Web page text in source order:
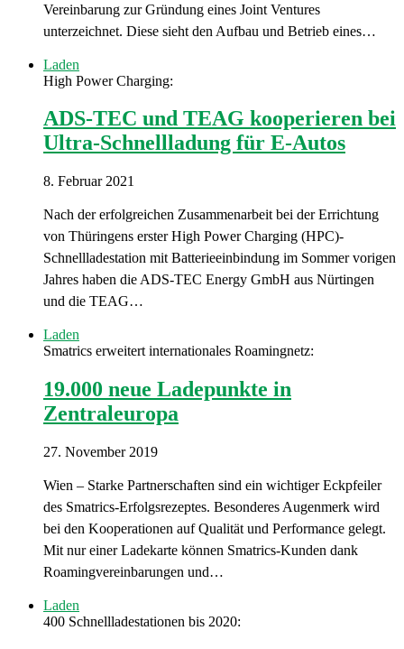
Vereinbarung zur Gründung eines Joint Ventures
unterzeichnet. Diese sieht den Aufbau und Betrieb eines…
Laden
High Power Charging:
ADS-TEC und TEAG kooperieren bei
Ultra-Schnellladung für E-Autos
8. Februar 2021
Nach der erfolgreichen Zusammenarbeit bei der Errichtung
von Thüringens erster High Power Charging (HPC)-
Schnellladestation mit Batterieeinbindung im Sommer vorigen
Jahres haben die ADS-TEC Energy GmbH aus Nürtingen
und die TEAG…
Laden
Smatrics erweitert internationales Roamingnetz:
19.000 neue Ladepunkte in
Zentraleuropa
27. November 2019
Wien – Starke Partnerschaften sind ein wichtiger Eckpfeiler
des Smatrics-Erfolgsrezeptes. Besonderes Augenmerk wird
bei den Kooperationen auf Qualität und Performance gelegt.
Mit nur einer Ladekarte können Smatrics-Kunden dank
Roamingvereinbarungen und…
Laden
400 Schnellladestationen bis 2020: